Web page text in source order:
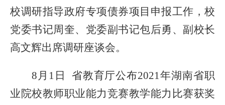
校调研指导政府专项债券项目申报工作，校
党委书记周奎、党委副书记包后勇、副校长
高文辉出席调研座谈会。
8月1日 省教育厅公布2021年湖南省职
业院校教师职业能力竞赛教学能力比赛获奖